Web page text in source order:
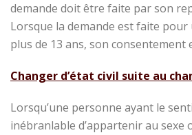
demande doit être faite par son
Lorsque la demande est faite
plus de 13 ans, son consentement
Changer d’état civil suite au
Lorsqu’une personne ayant le
inébranlable d’appartenir au sexe